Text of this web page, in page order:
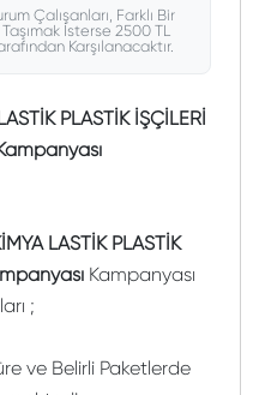
Çalışanları, Farklı Bir
İsterse 2500 TL
Karşılanacaktır.
PLASTİK İŞÇİLERİ
LASTİK PLASTİK
Kampanyası
;
ve Belirli Paketlerde